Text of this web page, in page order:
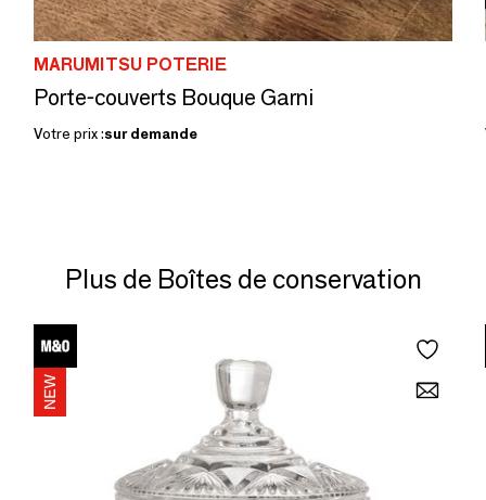
MARUMITSU POTERIE
Porte-couverts Bouque Garni
Votre prix :sur demande
Plus de Boîtes de conservation